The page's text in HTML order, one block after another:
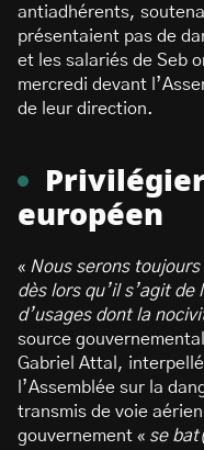
antiadhérents,
présentaient pas de
et les salariés de Seb
mercredi devant
de leur direction.
européen
« Nous serons
dès lors qu’il s’agit
d’usages dont la
source
Gabriel Attal,
l’Assemblée sur la
transmis de voie
gouvernement « se